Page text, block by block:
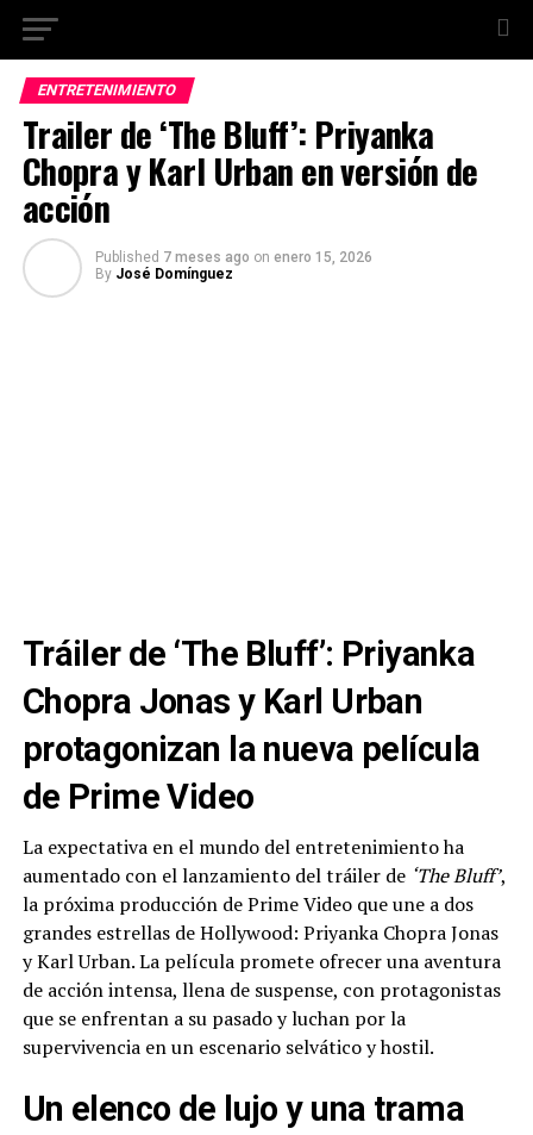
ENTRETENIMIENTO
Trailer de ‘The Bluff’: Priyanka
Chopra y Karl Urban en versión de
acción
Published 7 meses ago on enero 15, 2026
By José Domínguez
Tráiler de ‘The Bluff’: Priyanka
Chopra Jonas y Karl Urban
protagonizan la nueva película
de Prime Video
La expectativa en el mundo del entretenimiento ha
aumentado con el lanzamiento del tráiler de ‘The Bluff’,
la próxima producción de Prime Video que une a dos
grandes estrellas de Hollywood: Priyanka Chopra Jonas
y Karl Urban. La película promete ofrecer una aventura
de acción intensa, llena de suspense, con protagonistas
que se enfrentan a su pasado y luchan por la
supervivencia en un escenario selvático y hostil.
Un elenco de lujo y una trama